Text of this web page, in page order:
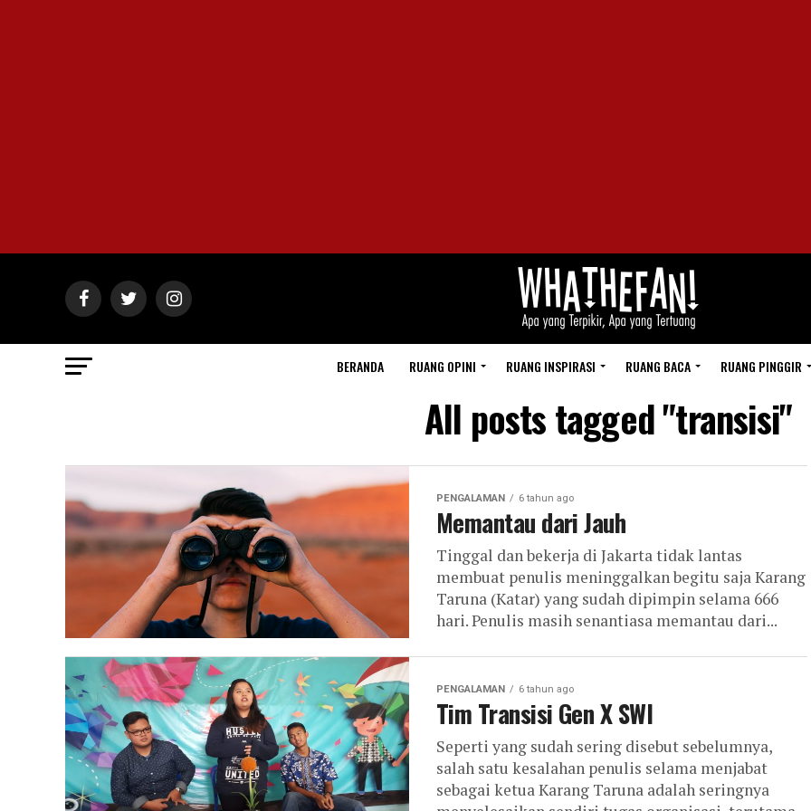
BERANDA RUANG OPINI RUANG INSPIRASI RUANG BACA RUANG PINGGIR
All posts tagged "transisi"
PENGALAMAN 6 tahun ago
Memantau dari Jauh
Tinggal dan bekerja di Jakarta tidak lantas
membuat penulis meninggalkan begitu saja Karang
Taruna (Katar) yang sudah dipimpin selama 666
hari. Penulis masih senantiasa memantau dari...
PENGALAMAN 6 tahun ago
Tim Transisi Gen X SWI
Seperti yang sudah sering disebut sebelumnya,
salah satu kesalahan penulis selama menjabat
sebagai ketua Karang Taruna adalah seringnya